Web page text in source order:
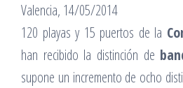
Valencia, 14/05/2014
120 playas y 15 puertos de la
han recibido la distinción de
supone un incremento de ocho